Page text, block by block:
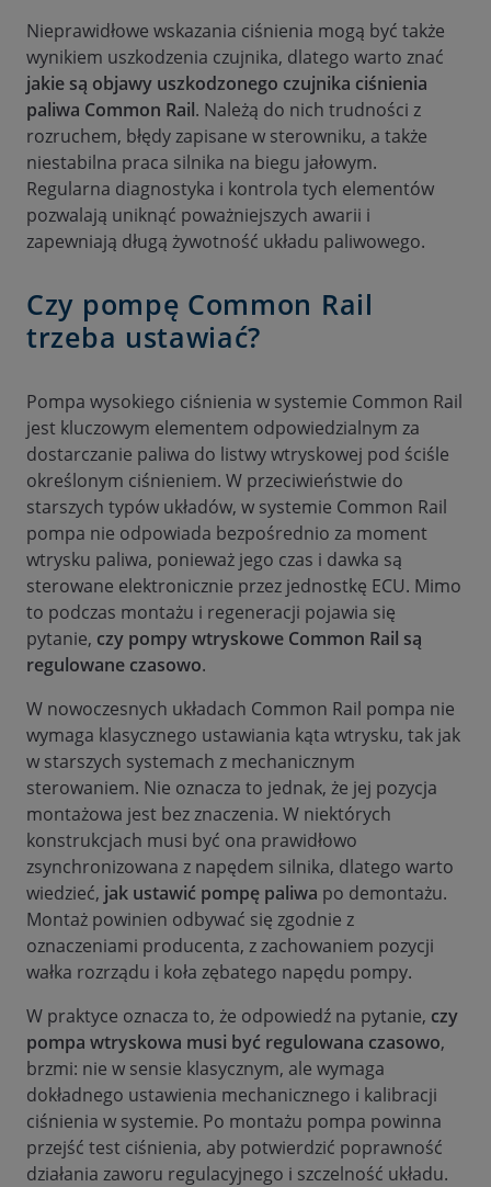
Nieprawidłowe wskazania ciśnienia mogą być także
wynikiem uszkodzenia czujnika, dlatego warto znać
jakie są objawy uszkodzonego czujnika ciśnienia
paliwa Common Rail. Należą do nich trudności z
rozruchem, błędy zapisane w sterowniku, a także
niestabilna praca silnika na biegu jałowym.
Regularna diagnostyka i kontrola tych elementów
pozwalają uniknąć poważniejszych awarii i
zapewniają długą żywotność układu paliwowego.
Czy pompę Common Rail
trzeba ustawiać?
Pompa wysokiego ciśnienia w systemie Common Rail
jest kluczowym elementem odpowiedzialnym za
dostarczanie paliwa do listwy wtryskowej pod ściśle
określonym ciśnieniem. W przeciwieństwie do
starszych typów układów, w systemie Common Rail
pompa nie odpowiada bezpośrednio za moment
wtrysku paliwa, ponieważ jego czas i dawka są
sterowane elektronicznie przez jednostkę ECU. Mimo
to podczas montażu i regeneracji pojawia się
pytanie, czy pompy wtryskowe Common Rail są
regulowane czasowo.
W nowoczesnych układach Common Rail pompa nie
wymaga klasycznego ustawiania kąta wtrysku, tak jak
w starszych systemach z mechanicznym
sterowaniem. Nie oznacza to jednak, że jej pozycja
montażowa jest bez znaczenia. W niektórych
konstrukcjach musi być ona prawidłowo
zsynchronizowana z napędem silnika, dlatego warto
wiedzieć, jak ustawić pompę paliwa po demontażu.
Montaż powinien odbywać się zgodnie z
oznaczeniami producenta, z zachowaniem pozycji
wałka rozrządu i koła zębatego napędu pompy.
W praktyce oznacza to, że odpowiedź na pytanie, czy
pompa wtryskowa musi być regulowana czasowo,
brzmi: nie w sensie klasycznym, ale wymaga
dokładnego ustawienia mechanicznego i kalibracji
ciśnienia w systemie. Po montażu pompa powinna
przejść test ciśnienia, aby potwierdzić poprawność
działania zaworu regulacyjnego i szczelność układu.